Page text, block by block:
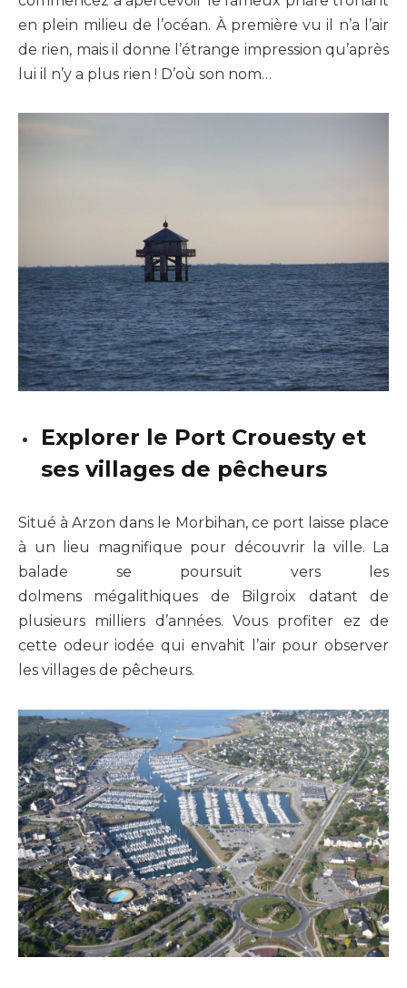
en plein milieu de l’océan. À première vu il n’a l’air
de rien, mais il donne l’étrange impression qu’après
lui il n’y a plus rien ! D’où son nom…
Explorer le Port Crouesty et
ses villages de pêcheurs
Situé à Arzon dans le Morbihan, ce port laisse place
à un lieu magnifique pour découvrir la ville. La
balade se poursuit vers les
dolmens mégalithiques de Bilgroix datant de
plusieurs milliers d’années. Vous profiter ez de
cette odeur iodée qui envahit l’air pour observer
les villages de pêcheurs.